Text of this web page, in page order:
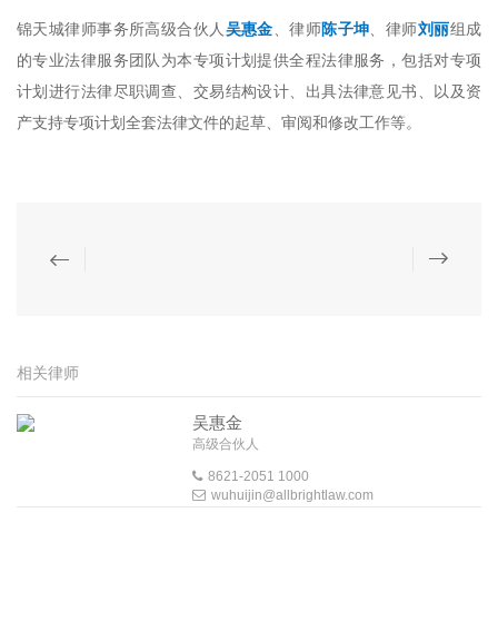
锦天城律师事务所高级合伙人 吴惠金 、律师陈子坤 、律师刘丽组成
的专业法律服务团队为本专项计划提供全程法律服务，包括对专项
计划进行法律尽职调查、交易结构设计、出具法律意见书、以及资
产支持专项计划全套法律文件的起草、审阅和修改工作等。
相关律师
吴惠金
高级合伙人
8621-2051 1000
wuhuijin@allbrightlaw.com